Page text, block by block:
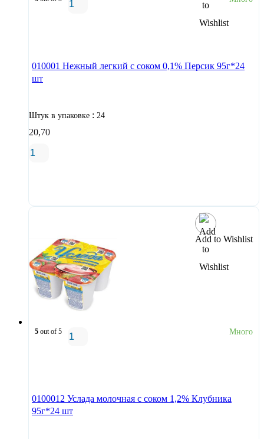
010001 Нежный легкий с соком 0,1% Персик 95г*24
шт
Штук в упаковке : 24
20,70
Add to Wishlist
5 out of 5 Много
0100012 Услада молочная с соком 1,2% Клубника
95г*24 шт